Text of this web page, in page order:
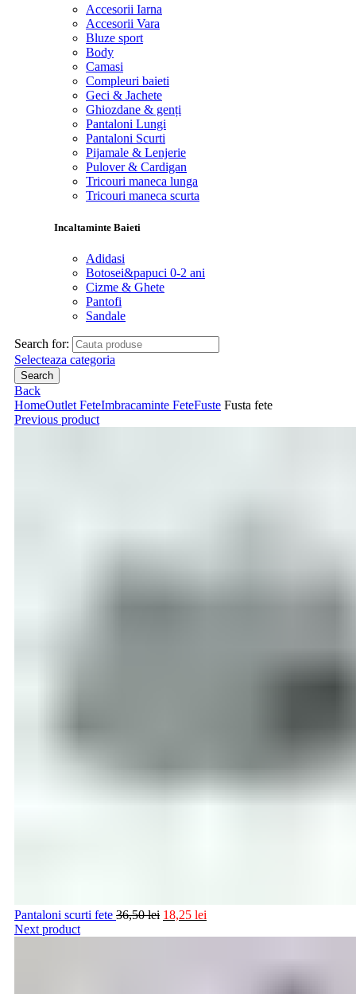
Accesorii Iarna
Accesorii Vara
Bluze sport
Body
Camasi
Compleuri baieti
Geci & Jachete
Ghiozdane & genți
Pantaloni Lungi
Pantaloni Scurti
Pijamale & Lenjerie
Pulover & Cardigan
Tricouri maneca lunga
Tricouri maneca scurta
Incaltaminte Baieti
Adidasi
Botosei&papuci 0-2 ani
Cizme & Ghete
Pantofi
Sandale
Search for:
Selecteaza categoria
Search
Back
HomeOutlet FeteImbracaminte FeteFuste Fusta fete
Previous product
Pantaloni scurti fete 36,50lei 18,25 lei
Next product